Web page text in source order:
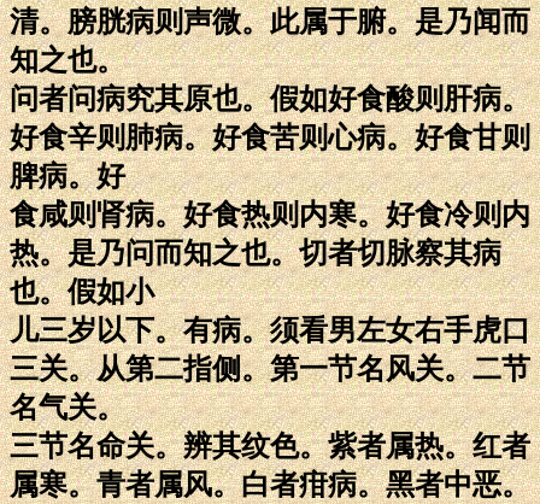
清。膀胱病则声微。此属于腑。是乃闻而
知之也。
问者问病究其原也。假如好食酸则肝病。
好食辛则肺病。好食苦则心病。好食甘则
脾病。好
食咸则肾病。好食热则内寒。好食冷则内
热。是乃问而知之也。切者切脉察其病
也。假如小
儿三岁以下。有病。须看男左女右手虎口
三关。从第二指侧。第一节名风关。二节
名气关。
三节名命关。辨其纹色。紫者属热。红者
属寒。青者属风。白者疳病。黑者中恶。